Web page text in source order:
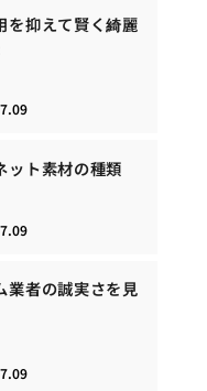
を抑えて賢く綺麗
ット素材の種類
業者の誠実さを見